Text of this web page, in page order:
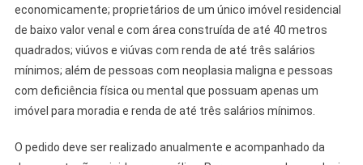
economicamente; proprietários de um único imóvel residencial
de baixo valor venal e com área construída de até 40 metros
quadrados; viúvos e viúvas com renda de até três salários
mínimos; além de pessoas com neoplasia maligna e pessoas
com deficiência física ou mental que possuam apenas um
imóvel para moradia e renda de até três salários mínimos.
O pedido deve ser realizado anualmente e acompanhado da